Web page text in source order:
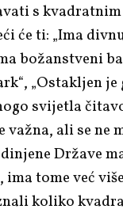
s
će ti: „Ima
božanstveni
„Ostakljen
svijetla
važna, ali se ne
Države
tome već
koliko